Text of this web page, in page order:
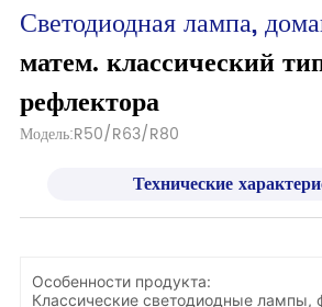
Светодиодная лампа,
матем. классический
рефлектора
Модель:R50/R63/R80
Технические
Особенности продукта:
Классические светодиодные